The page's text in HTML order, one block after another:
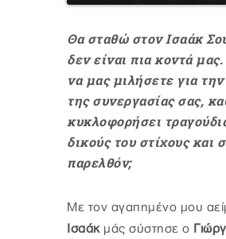
Θα σταθώ στον Ισαάκ
δεν είναι πια κοντά
να μας μιλήσετε για την
της συνεργασίας σας,
κυκλοφορήσει
δικούς του στίχους και
παρελθόν;
Με τον αγαπημένο μου
Ισαάκ μάς σύστησε ο